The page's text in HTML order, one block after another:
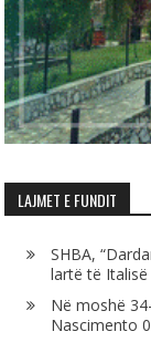
LAJMET E FUNDIT
SHBA,
lartë të Italisë
Në moshë
Nascimento